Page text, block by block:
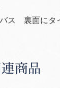
ス 裏面にタ
商品